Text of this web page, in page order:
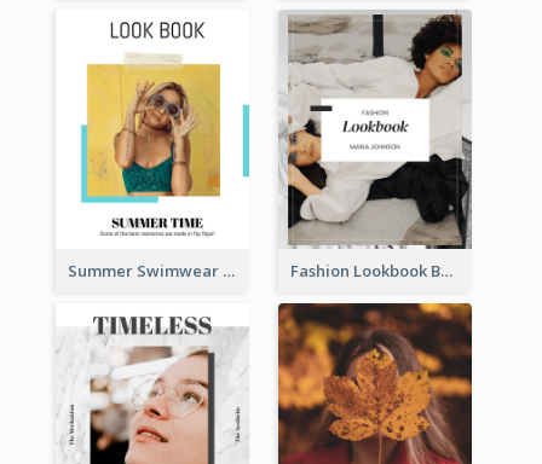
Summer Swimwear Lookbook Fashion Lookbook Business Portfolio